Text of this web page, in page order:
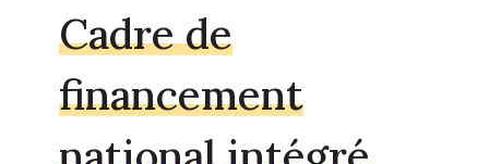
Cadre de
financement